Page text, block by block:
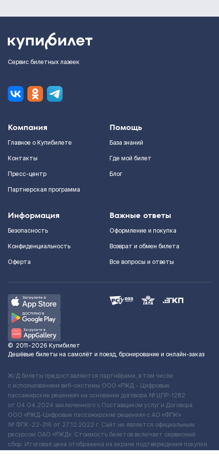
Сервис билетных лазеек
Компания
Главное о Купибилете
Контакты
Пресс-центр
Партнерская программа
Помощь
База знаний
Где мой билет
Блог
Информация
Безопасность
Конфиденциальность
Оферта
Важные ответы
Оформление и покупка
Возврат и обмен билета
Все вопросы и ответы
© 2011–2026 Купибилет
Дешёвые билеты на самолёт и поезд, бронирование и онлайн-заказ
Ж/Д билеты предоставляются партнёрами, в том числе
с использованием веб-системы ООО «РЖД – Цифровые
пассажирские решения» на основании договора № ЦПР-1282
от 04.04.2024 заключенного с Поставщиком услуг и Договора
ООО «РЖД-Цифровые пассажирские решения» c АО «ФПК»
№ ФПК-22-316 от 27.12.2022 г. Сайт не является официальным
ресурсом ОАО «РЖД». Стоимость билетов включает сервисный
сбор. Итоговая цена отображена на экране подтверждения покупки.